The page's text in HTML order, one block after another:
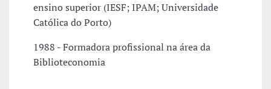
ensino superior (IESF; IPAM; Universidade
Católica do Porto)
1988 - Formadora profissional na área da
Biblioteconomia